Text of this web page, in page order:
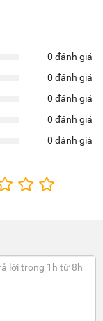
0 đánh giá
0 đánh giá
0 đánh giá
0 đánh giá
0 đánh giá